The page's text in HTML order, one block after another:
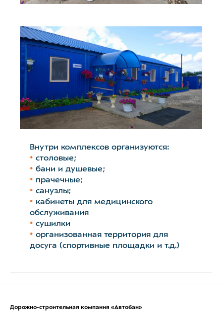
Внутри комплексов организуются:
• столовые;
• бани и душевые;
• прачечные;
• санузлы;
• кабинеты для медицинского
обслуживания
• сушилки
• организованная территория для
досуга (спортивные площадки и т.д.)
Дорожно-строительная компания «Автобан»